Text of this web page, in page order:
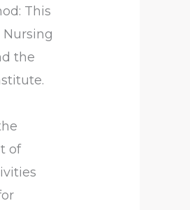
This
the
of